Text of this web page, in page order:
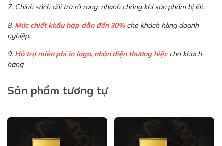
7. Chính sách đổi trả rõ ràng, nhanh chóng khi sản phẩm bị lỗi.
8. Mức chiết khấu hấp dẫn đến 30%cho khách hàng doanh
nghiệp.
9. Hỗ trợ miễn phí in logo, nhận diện thương hiệucho khách
hàng
Sản phẩm tương tự